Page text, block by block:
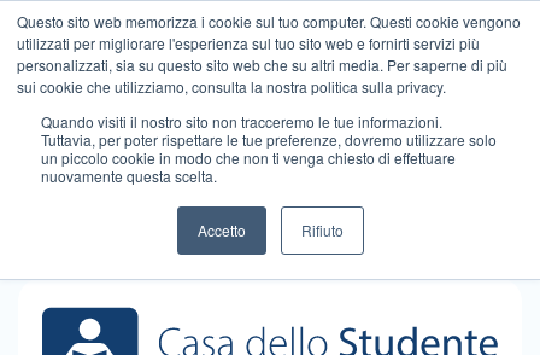
Questo sito web memorizza i cookie sul tuo computer. Questi cookie vengono
utilizzati per migliorare l'esperienza sul tuo sito web e fornirti servizi più
personalizzati, sia su questo sito web che su altri media. Per saperne di più
sui cookie che utilizziamo, consulta la nostra politica sulla privacy.
Quando visiti il ​​nostro sito non tracceremo le tue informazioni.
Tuttavia, per poter rispettare le tue preferenze, dovremo utilizzare solo
un piccolo cookie in modo che non ti venga chiesto di effettuare
nuovamente questa scelta.
Accetto Rifiuto